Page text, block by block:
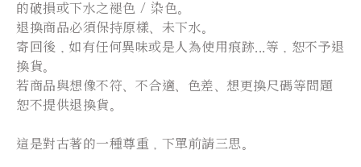
的破損或下水之褪色 / 染色。
退換商品必須保持原樣、未下水。
寄回後，如有任何異味或是人為使用痕跡...等，恕不予退
換貨。
若商品與想像不符、不合適、色差、想更換尺碼等問題
恕不提供退換貨。
這是對古著的一種尊重，下單前請三思。